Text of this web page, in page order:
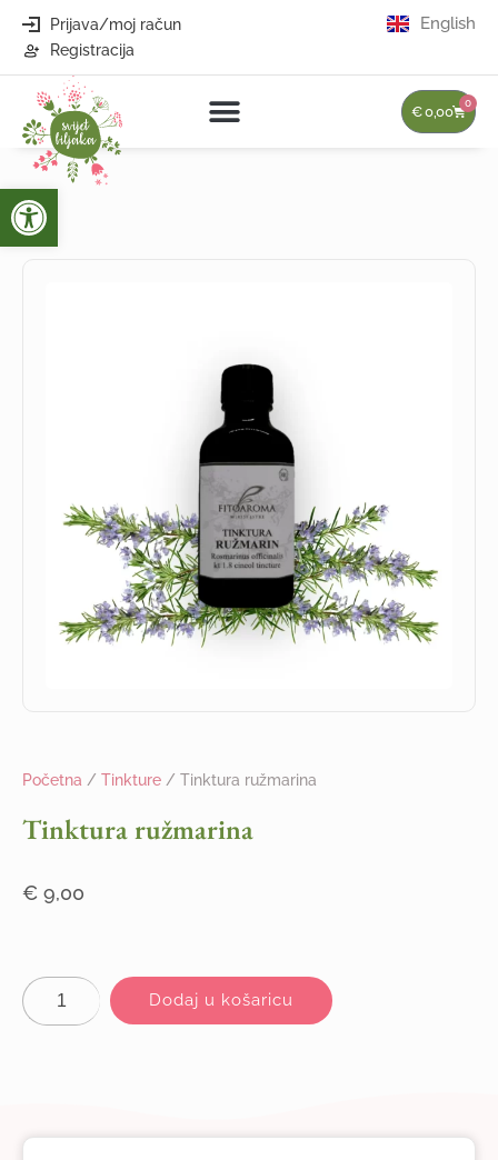
Prijava/moj račun
Registracija
English
€0,00
0
Početna / Tinkture / Tinktura ružmarina
Tinktura ružmarina
€ 9,00
Dodaj u košaricu
Open toolbar